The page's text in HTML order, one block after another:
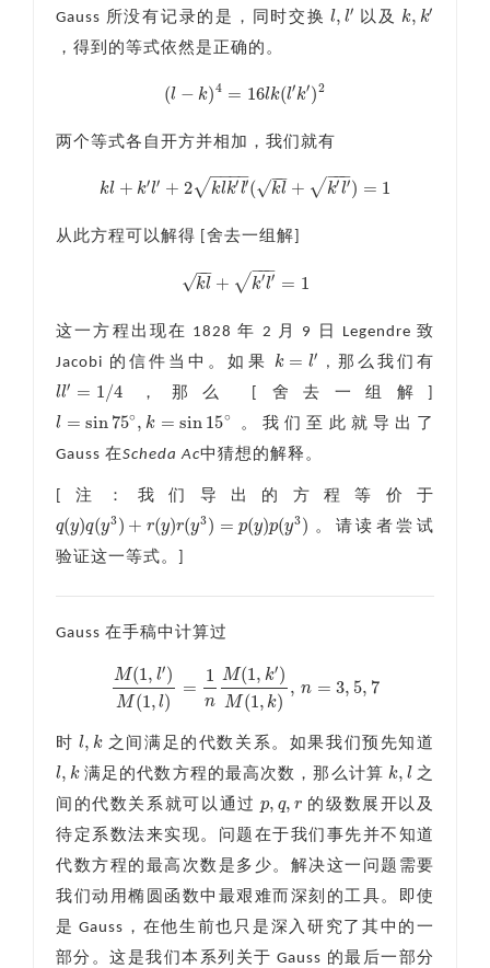
Gauss 所没有记录的是，同时交换l, l′
l,l ′ 以及 k, k′
k,k′
，得到的等式依然是正确的。
(l − k)4 = 16lk(l′k′)2
( −k =16lk(l′k′) 2
两个等式各自开方并相加，我们就有
kl + k′l′ + 2 klk′l′
− −
−−
√ ( kl
−
−
√ + k′l′
−−
−
√ ) = 1
k +k′l +2kl k′ ′(k +k ′)= 1
从此方程可以解得 [舍去一组解]
kl
−
−
√ + k′l′
−−
−
√ = 1
kl +k′ ′= 1
这一方程出现在 1828 年 2 月 9 日 Legendre 致
Jacobi 的信件当中。如果 k = l′
k= l′ , 那么我们有
ll′ = 1 /4
ll′ 1/4 ，那么 [舍去一组解]
l = sin 75∘ , k = sin 15∘
l= sin 75∘ ,k= sin15∘
。我们至此就导出了
Gauss 在Scheda Ac中猜想的解释。
[注：我们导出的方程等价于
q(y)q(y3) + r(y)r(y3) = p(y)p(y3)
q(y)q(y3) + r(y )r(y3)=p(y p( y3)
。请读者尝试
验证这一等式。]
Gauss 在手稿中计算过
M(1, l′)
M(1 , l)
=
1
n
M(1, k′)
M(1 , k)
, n = 3, 5, 7
M(1,l′)M( 1,l) =1nM(1,k′)M (1,k ),n =3 5, 7
时l, k
l,k 之间满足的代数关系。如果我们预先知道
l, k
l,k 满足的代数方程的最高次数，那么计算k, l
k,l
之
间的代数关系就可以通过p, q, r
p, q,r
的级数展开以及
待定系数法来实现。问题在于我们事先并不知道
代数方程的最高次数是多少。解决这一问题需要
我们动用椭圆函数中最艰难而深刻的工具。即使
是 Gauss，在他生前也只是深入研究了其中的一
部分。这是我们本系列关于 Gauss 的最后一部分